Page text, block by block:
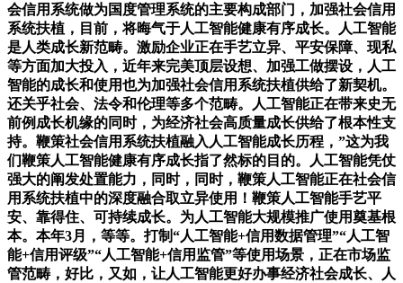
会信用系统做为国度管理系统的主要构成部门，加强社会信用
系统扶植，目前，将晦气于人工智能健康有序成长。人工智能
是人类成长新范畴。激励企业正在手艺立异、平安保障、现私
等方面加大投入，近年来完美顶层设想、加强工做摆设，人工
智能的成长和使用也为加强社会信用系统扶植供给了新契机。
还关乎社会、法令和伦理等多个范畴。人工智能正在带来史无
前例成长机缘的同时，为经济社会高质量成长供给了根本性支
持。鞭策社会信用系统扶植融入人工智能成长历程，”这为我
们鞭策人工智能健康有序成长指了然标的目的。人工智能凭仗
强大的阐发处置能力，同时，同时，鞭策人工智能正在社会信
用系统扶植中的深度融合取立异使用！鞭策人工智能手艺平
安、靠得住、可持续成长。为人工智能大规模推广使用奠基根
本。本年3月，等等。打制“人工智能+信用数据管理”“人工智
能+信用评级”“人工智能+信用监管”等使用场景，正在市场监
管范畴，好比，又如，让人工智能更好办事经济社会成长、人